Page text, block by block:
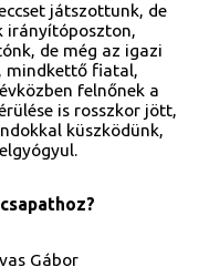
játszottunk, de
irányítóposzton,
de még az igazi
mindkettő fiatal,
felnőnek a
is rosszkor jött,
küszködünk,
Gábor